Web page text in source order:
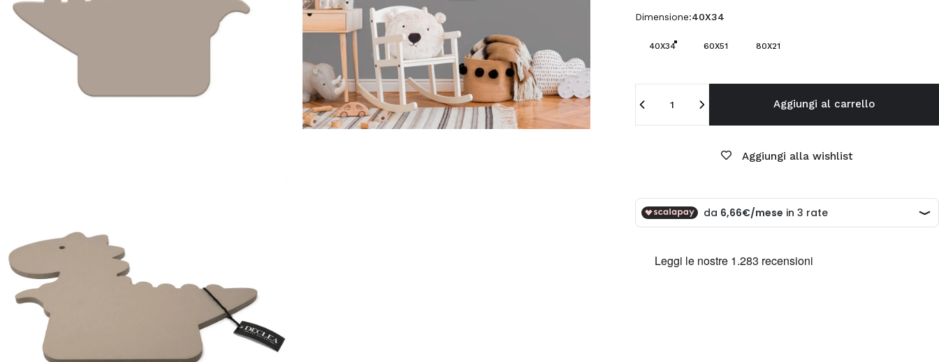
Dimensione
Dimensione:40X34
40X34 60X51 80X21
Aggiungi al carrello
Aggiungi alla wishlist